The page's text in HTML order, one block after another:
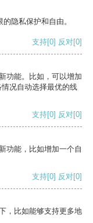
隐私保护和自由。
支持[0] 反对[0]
功能。比如，可以增加
况自动选择最优的线
支持[0] 反对[0]
功能，比如增加一个自
支持[0] 反对[0]
，比如能够支持更多地